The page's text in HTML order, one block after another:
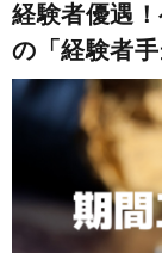
経験者優遇
の「経験者手